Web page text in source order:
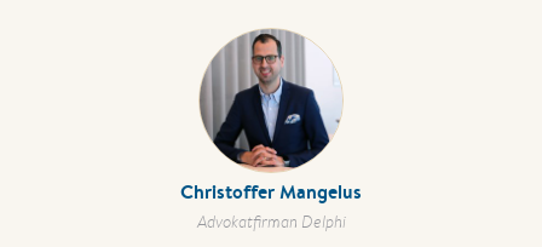
Christoffer Mangelus
Advokatfirman Delphi